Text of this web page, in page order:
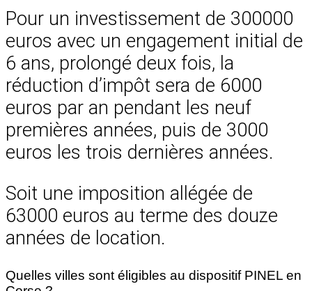
Pour un investissement de 300000
euros avec un engagement initial de
6 ans, prolongé deux fois, la
réduction d’impôt sera de 6000
euros par an pendant les neuf
premières années, puis de 3000
euros les trois dernières années.
Soit une imposition allégée de
63000 euros au terme des douze
années de location.
Quelles villes sont éligibles au dispositif PINEL en